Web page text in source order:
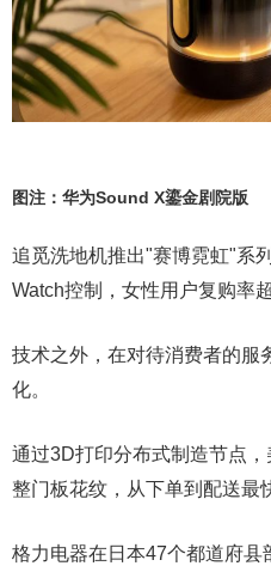
图注：华为Sound X鎏金剧院版
追觅洗地机推出"赛博霓虹"系
Watch控制，女性用户复购率
技术之外，在对待消费者的服
化。
通过3D打印分布式制造节点
整门板花纹，从下单到配送最
格力电器在日本47个都道府